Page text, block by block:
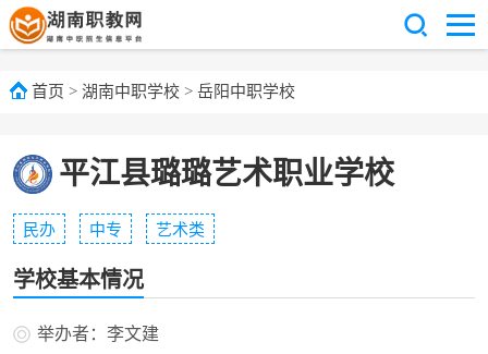
首页 > 湖南中职学校 > 岳阳中职学校
平江县璐璐艺术职业学校
民办 中专 艺术类
学校基本情况
举办者：李文建